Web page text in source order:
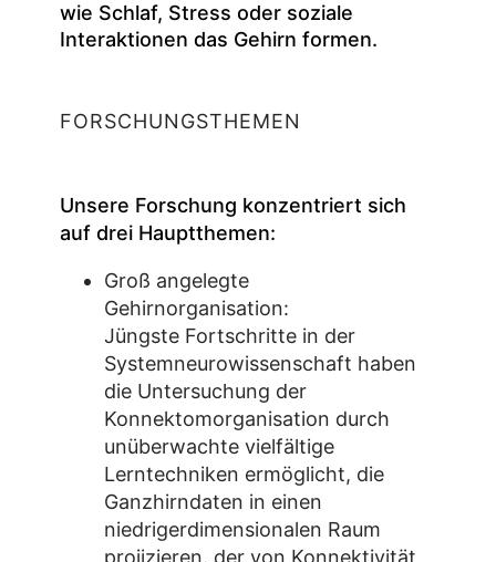
wie Schlaf, Stress oder soziale
Interaktionen das Gehirn formen.
FORSCHUNGSTHEMEN
Unsere Forschung konzentriert sich
auf drei Hauptthemen:
Groß angelegte
Gehirnorganisation:
Jüngste Fortschritte in der
Systemneurowissenschaft haben
die Untersuchung der
Konnektomorganisation durch
unüberwachte vielfältige
Lerntechniken ermöglicht, die
Ganzhirndaten in einen
niedrigerdimensionalen Raum